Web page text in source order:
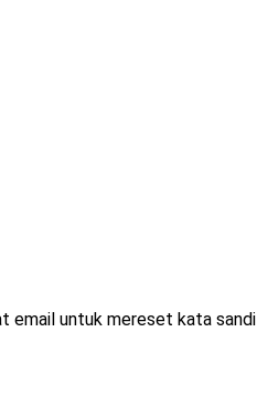
email untuk mereset kata sandi